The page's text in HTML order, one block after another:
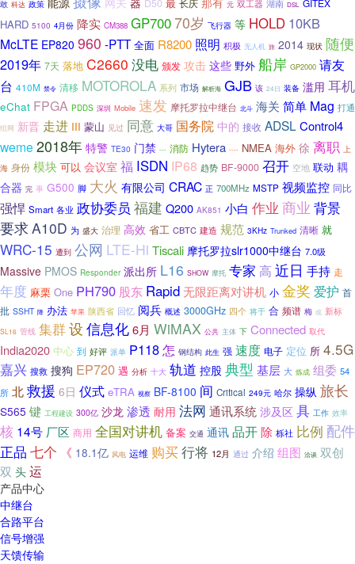
敢 科达 政策 D50 长庆 元 双工器 湖南 DSL GITEX
HARD 5100 4月份 降实 CM388 GP70070岁 飞行器 等 HOLD 10KB
McLTE EP820 960 -PTT 全面 R8200 照明 积极 无人机 旅 2014 现状 随便
2019年 7天 落地 C2660 没电 颁发 攻击 这些 野外 船岸 GP2000 请友
台 410M 禁令 清移 MOTOROLA 系列 市场 解析海 GJB 该 24日 装备 滥用 耳机
eChat FPGA PDDS 深圳 Mobile 速发 摩托罗拉中继台 北斗 海关 简单 Mag 打通
组网 新晋 走进 III 蒙山 见过 同意 大哥 国务院 中的 接收 ADSL Control4
weme 2018年 特警 TE30 门禁 --- 消防 Hytera ---- NMEA 海外 徐 离职 上
海 身份 模块 可以 会议室 福 ISDN IP68 趋势 BF-9000 召开 空地 联动 耦
合器 完 事 G500 脚 大火 有限公司 CRAC 正 700MHz MSTP 视频监控 同比
强悍 Smart 各业 政协委员 福建 Q200 AK851 小白 作业 商业 背景
要求A10D 为 盛大 治理 高效 省工 CBTC 建造 规范 3KHz Trunked 清晰 就
WRC-15 遭到 公网 LTE-Hi Tiscali 摩托罗拉slr1000中继台 7.0级
Massive PMOS Responder 派出所 L16 SHOW 摩托 专家 高 近日 手持 走
年度 麻栗 One PH790 股东 Rapid无限距离对讲机 小 金奖 爱护 首
批 SSHT 降 办法 苹果 陕西省 回忆 阅兵 概述 3000GHz 四个 将于 合 频谱 梅 或 新标
SL16 管线 集群设 信息化6月 WiMAX 公共 主体 下 Connected 取代
India2020 中心 到 好评 派单 P118怎 钢结构 此生 强 速度 电子 定位 所 4.5G
嘉兴 搜救 搜狗 EP720 遇 分析 十大 轨道 控股 典型 基层 大 炼成 组委 54
所 北救援 6日 仪式 eTRA 视察 BF-8100 间 Critical 249元 哈尔 操纵 旅长
S565 键 工程建设 300亿 沙龙 渗透 耐用 法网 通讯系统 涉及区 具 工作 效率
核 14号 厂区 商用 全国对讲机 备案 交通 通讯 品开除 栎社 比例 配件
正品 七个 《 18.1亿 风电 运维 购买行将 12月 通过 介绍 组图 洽谈 双创
双 头运
产品中心
中继台
合路平台
信号增强
天馈传输